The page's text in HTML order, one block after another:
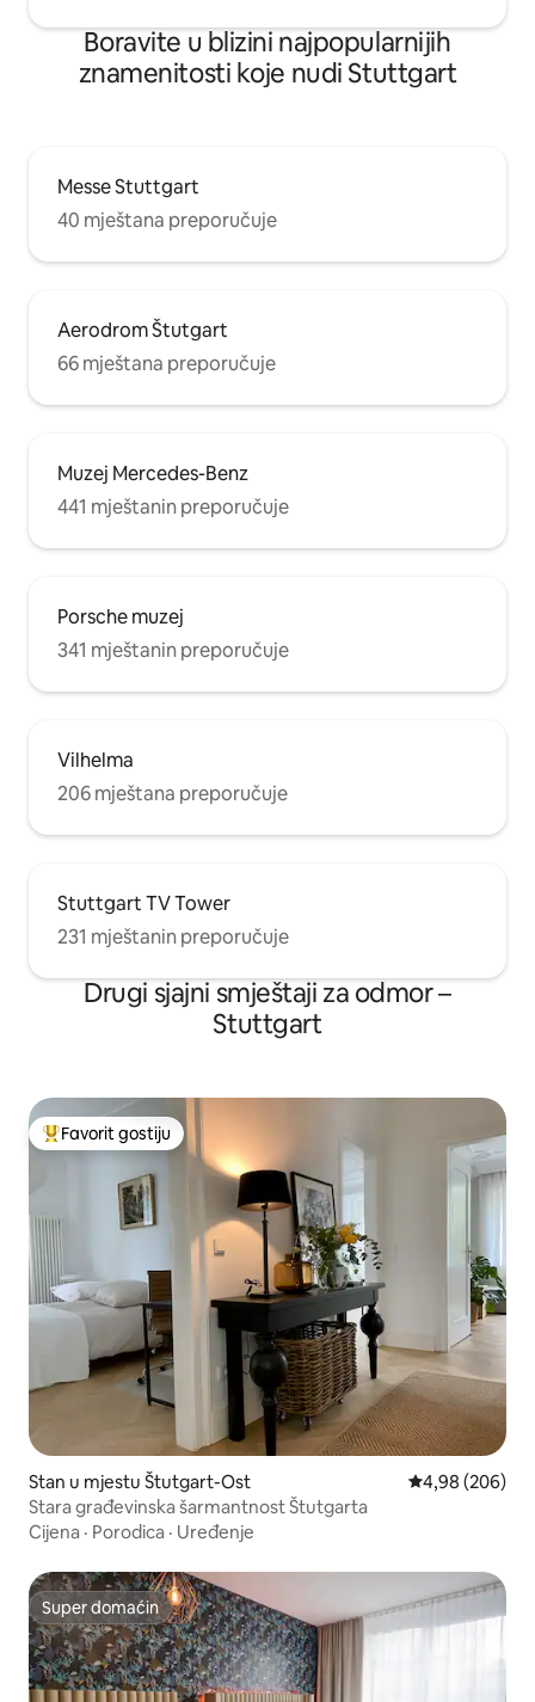
Boravite u blizini najpopularnijih
znamenitosti koje nudi Stuttgart
Messe Stuttgart
40 mještana preporučuje
Aerodrom Štutgart
66 mještana preporučuje
Muzej Mercedes-Benz
441 mještanin preporučuje
Porsche muzej
341 mještanin preporučuje
Vilhelma
206 mještana preporučuje
Stuttgart TV Tower
231 mještanin preporučuje
Drugi sjajni smještaji za odmor –
Stuttgart
Glavni favorit gostiju
Favorit gostiju
Stan u mjestu Štutgart-Ost prosječna
4,98 (206)
Stara građevinska šarmantnost Štutgarta
Cijena · Porodica · Uređenje
Super domaćin
Super domaćin